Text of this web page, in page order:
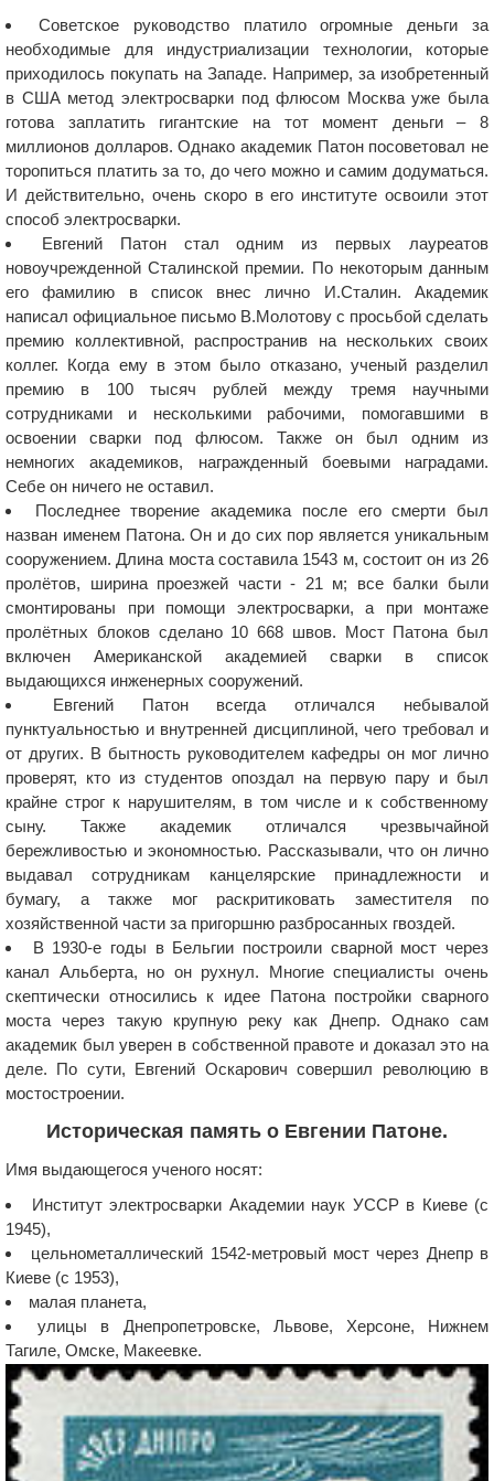
Советское руководство платило огромные деньги за
необходимые для индустриализации технологии, которые
приходилось покупать на Западе. Например, за изобретенный
в США метод электросварки под флюсом Москва уже была
готова заплатить гигантские на тот момент деньги – 8
миллионов долларов. Однако академик Патон посоветовал не
торопиться платить за то, до чего можно и самим додуматься.
И действительно, очень скоро в его институте освоили этот
способ электросварки.
Евгений Патон стал одним из первых лауреатов
новоучрежденной Сталинской премии. По некоторым данным
его фамилию в список внес лично И.Сталин. Академик
написал официальное письмо В.Молотову с просьбой сделать
премию коллективной, распространив на нескольких своих
коллег. Когда ему в этом было отказано, ученый разделил
премию в 100 тысяч рублей между тремя научными
сотрудниками и несколькими рабочими, помогавшими в
освоении сварки под флюсом. Также он был одним из
немногих академиков, награжденный боевыми наградами.
Себе он ничего не оставил.
Последнее творение академика после его смерти был
назван именем Патона. Он и до сих пор является уникальным
сооружением. Длина моста составила 1543 м, состоит он из 26
пролётов, ширина проезжей части - 21 м; все балки были
смонтированы при помощи электросварки, а при монтаже
пролётных блоков сделано 10 668 швов. Мост Патона был
включен Американской академией сварки в список
выдающихся инженерных сооружений.
Евгений Патон всегда отличался небывалой
пунктуальностью и внутренней дисциплиной, чего требовал и
от других. В бытность руководителем кафедры он мог лично
проверят, кто из студентов опоздал на первую пару и был
крайне строг к нарушителям, в том числе и к собственному
сыну. Также академик отличался чрезвычайной
бережливостью и экономностью. Рассказывали, что он лично
выдавал сотрудникам канцелярские принадлежности и
бумагу, а также мог раскритиковать заместителя по
хозяйственной части за пригоршню разбросанных гвоздей.
В 1930-е годы в Бельгии построили сварной мост через
канал Альберта, но он рухнул. Многие специалисты очень
скептически относились к идее Патона постройки сварного
моста через такую крупную реку как Днепр. Однако сам
академик был уверен в собственной правоте и доказал это на
деле. По сути, Евгений Оскарович совершил революцию в
мостостроении.
Историческая память о Евгении Патоне.
Имя выдающегося ученого носят:
Институт электросварки Академии наук УССР в Киеве (с
1945),
цельнометаллический 1542-метровый мост через Днепр в
Киеве (с 1953),
малая планета,
улицы в Днепропетровске, Львове, Херсоне, Нижнем
Тагиле, Омске, Макеевке.